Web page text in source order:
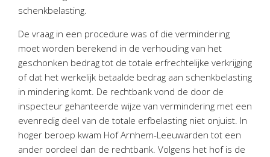
Nieuws&informatie
Nieuwsbrief
Nieuwsoverzicht
Handige links
Downloads
Contact
schenkbelasting.
De vraag in een procedure was of die vermindering
moet worden berekend in de verhouding van het
geschonken bedrag tot de totale erfrechtelijke verkrijging
of dat het werkelijk betaalde bedrag aan schenkbelasting
in mindering komt. De rechtbank vond de door de
inspecteur gehanteerde wijze van vermindering met een
evenredig deel van de totale erfbelasting niet onjuist. In
hoger beroep kwam Hof Arnhem-Leeuwarden tot een
ander oordeel dan de rechtbank. Volgens het hof is de